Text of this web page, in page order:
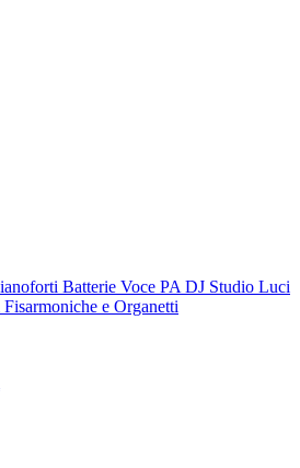
Batterie Voce PA DJ Studio Luci
Fisarmoniche e Organetti